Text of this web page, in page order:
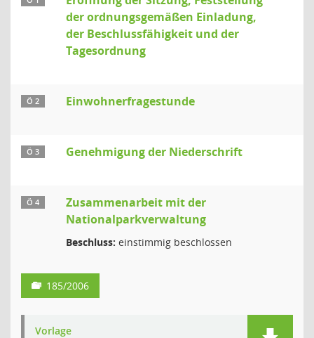
der ordnungsgemäßen Einladung,
der Beschlussfähigkeit und der
Tagesordnung
Ö 2 Einwohnerfragestunde
Ö 3 Genehmigung der Niederschrift
Ö 4
Zusammenarbeit mit der
Nationalparkverwaltung
Beschluss: einstimmig beschlossen
185/2006
Vorlage